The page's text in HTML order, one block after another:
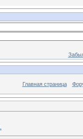
Главная страница